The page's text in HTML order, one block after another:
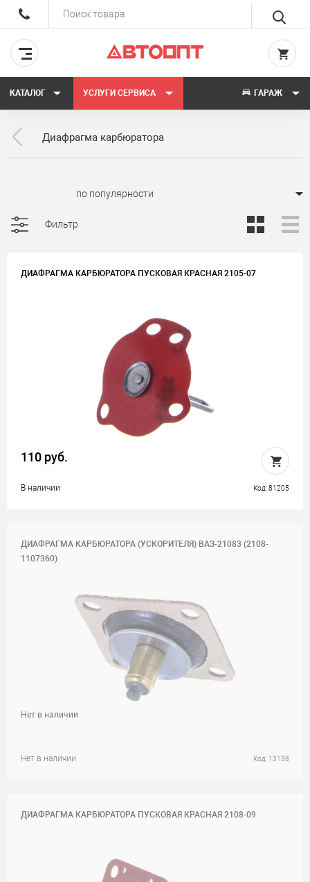
КАТАЛОГ УСЛУГИ СЕРВИСА ГАРАЖ
Диафрагма карбюратора
Фильтр
ДИАФРАГМА КАРБЮРАТОРА ПУСКОВАЯ КРАСНАЯ 2105-07
110 руб.
В наличии Код: 81205
ДИАФРАГМА КАРБЮРАТОРА (УСКОРИТЕЛЯ) ВАЗ-21083 (2108-
1107360)
Нет в наличии Код: 13138
Нет в наличии
ДИАФРАГМА КАРБЮРАТОРА ПУСКОВАЯ КРАСНАЯ 2108-09